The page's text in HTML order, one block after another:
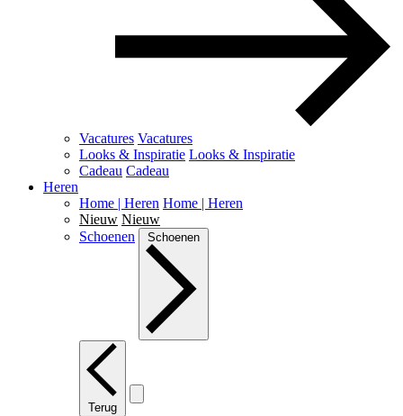
Vacatures Vacatures
Looks & Inspiratie Looks & Inspiratie
Cadeau Cadeau
Heren
Home | Heren Home | Heren
Nieuw Nieuw
Schoenen
Schoenen
Terug